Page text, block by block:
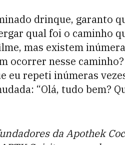
drinque, garanto
qual foi o caminho
mas existem
ocorrer nesse caminho?
eu repeti inúmeras
“Olá, tudo bem?
da Apothek